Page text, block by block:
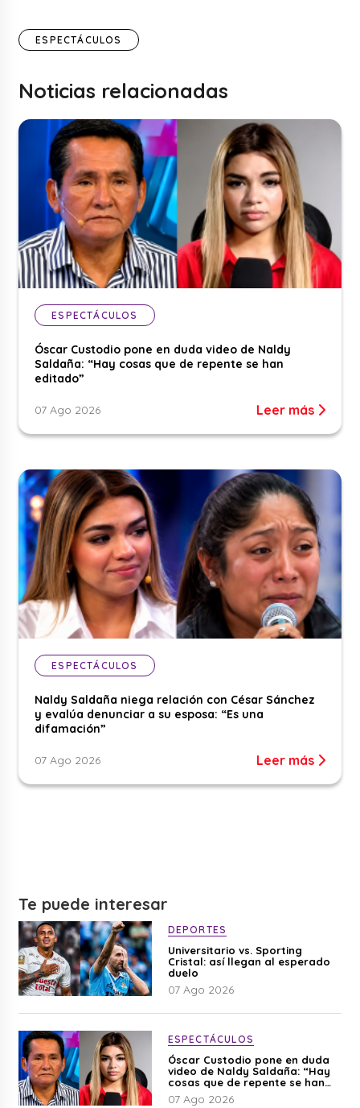
ESPECTÁCULOS
Noticias relacionadas
ESPECTÁCULOS
Óscar Custodio pone en duda video de Naldy
Saldaña: “Hay cosas que de repente se han
editado”
07 Ago 2026 Leer más
ESPECTÁCULOS
Naldy Saldaña niega relación con César Sánchez
y evalúa denunciar a su esposa: “Es una
difamación”
07 Ago 2026 Leer más
Te puede interesar
DEPORTES
Universitario vs. Sporting
Cristal: así llegan al esperado
duelo
07 Ago 2026
ESPECTÁCULOS
Óscar Custodio pone en duda
video de Naldy Saldaña: “Hay
cosas que de repente se han
editado”
07 Ago 2026